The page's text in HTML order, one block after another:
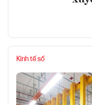
Kinh tế số